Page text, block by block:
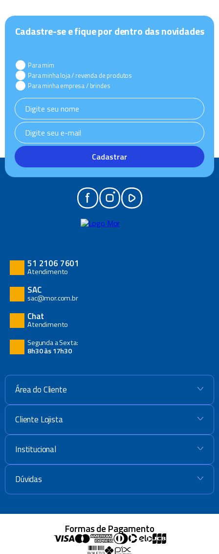
Cadastre-se e fique por dentro das novidades
Para mim
Para minha loja / revenda de produtos
Para minha empresa / brindes
Cadastrar
51 2106 7601
Atendimento
SAC
sac@mor.com.br
Chat
Atendimento
Segunda a Sexta:
8h30 às 17h30
Área do Cliente +
Cliente Lojista +
Institucional +
Dúvidas +
Formas de Pagamento